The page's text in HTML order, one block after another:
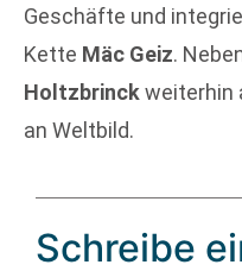
Geschäfte und
Kette Mäc Geiz.
Holtzbrinckweiterhin
an Weltbild.
Schreibe